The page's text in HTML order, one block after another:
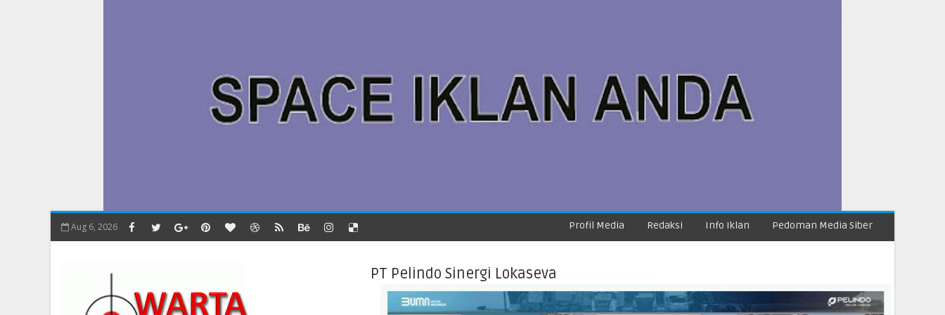
Aug 6, 2026 Profil Media Redaksi Info Iklan Pedoman Media Siber
PT Pelindo Sinergi Lokaseva